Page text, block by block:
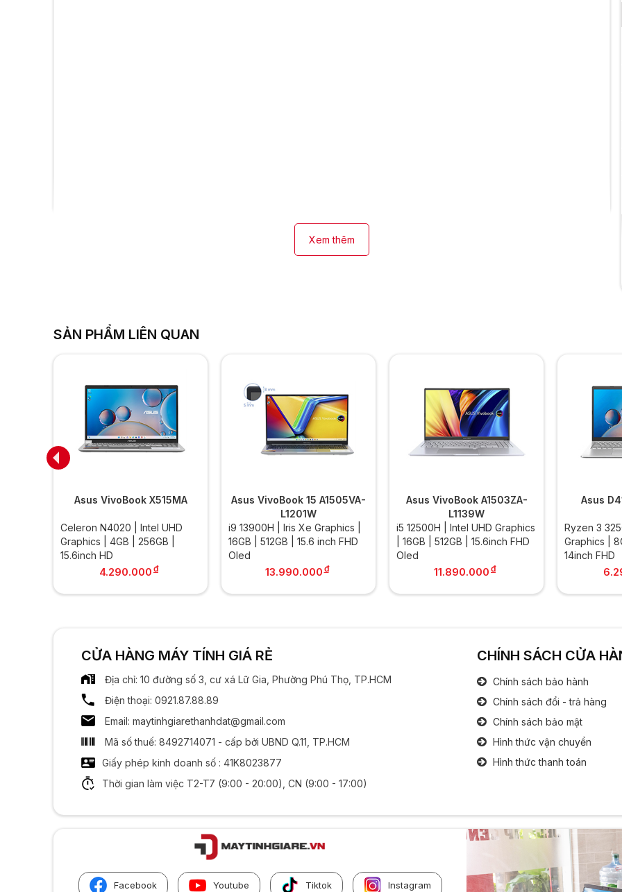
Xem thêm
SẢN PHẨM LIÊN QUAN
Asus VivoBook X515MA
Celeron N4020 | Intel UHD
Graphics | 4GB | 256GB |
15.6inch HD
4.290.000 đ
Asus VivoBook 15 A1505VA-
L1201W
i9 13900H | Iris Xe Graphics |
16GB | 512GB | 15.6 inch FHD
Oled
13.990.000 đ
Asus VivoBook A1503ZA-
L1139W
i5 12500H | Intel UHD Graphics
| 16GB | 512GB | 15.6inch FHD
Oled
11.890.000 đ
Asus
Ryzen 3
Graphics |
14inch FHD
CỬA HÀNG MÁY TÍNH GIÁ RẺ
Địa chỉ: 10 đường số 3, cư xá Lữ Gia, Phường Phú Thọ, TP.HCM
Điện thoại: 0921.87.88.89
Email: maytinhgiarethanhdat@gmail.com
Mã số thuế: 8492714071 - cấp bởi UBND Q.11, TP.HCM
Giấy phép kinh doanh số : 41K8023877
Thời gian làm việc T2-T7 (9:00 - 20:00), CN (9:00 - 17:00)
CHÍNH SÁCH CỬA
Chính sách bảo hành
Chính sách đổi - trả hàng
Chính sách bảo mật
Hình thức vận chuyển
Hình thức thanh toán
Facebook Youtube Tiktok Instagram